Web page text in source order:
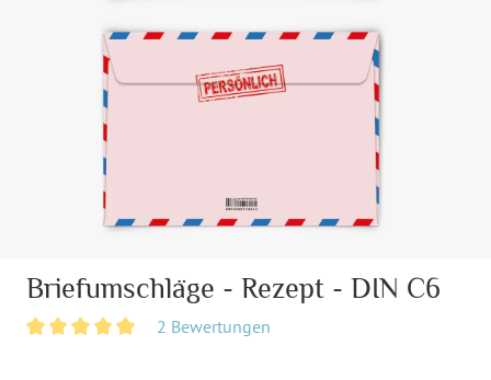
Briefumschläge - Rezept - DIN C6
2 Bewertungen